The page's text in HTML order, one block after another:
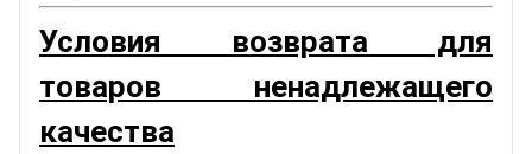
Условия возврата для
товаров ненадлежащего
качества